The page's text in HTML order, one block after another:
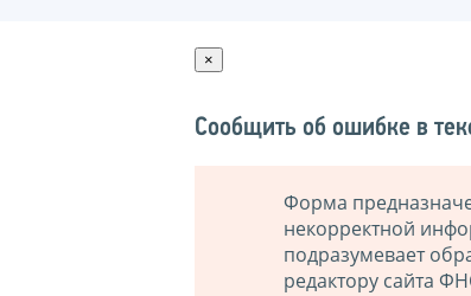
×
Сообщить об ошибке в
Форма
некорректной
подразумевает
редактору сайта